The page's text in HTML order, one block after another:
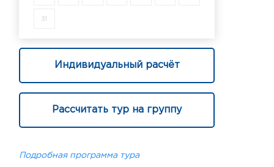
31
Индивидуальный расчёт
Рассчитать тур на группу
Подробная программа тура